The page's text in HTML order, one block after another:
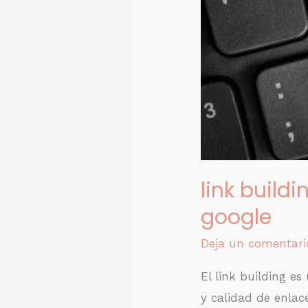
link
google
Deja un
El link building es
y calidad de
tu
posición
en
Google